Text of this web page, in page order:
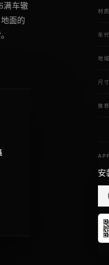
满车辙
面的
材质
年代
地域
尺寸
推
APP
安